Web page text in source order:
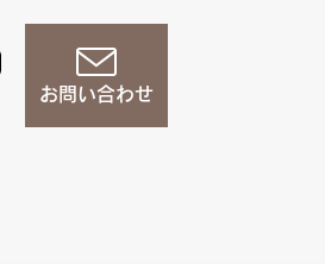
お問い合わせ